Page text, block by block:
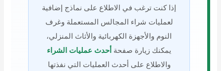
إذا كنت ترغب في الاطلاع على نماذج إضافية
لعمليات شراء المجالس المستعملة وغرف
النوم والأجهزة الكهربائية والأثاث المنزلي،
يمكنك زيارة صفحة أحدث عمليات الشراء
والاطلاع على أحدث العمليات التي نفذتها